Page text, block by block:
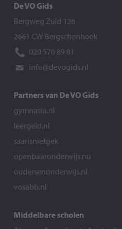
De VO Gids
Bergweg Zuid 126
2661 CW Bergschenhoek
020 570 89 81
info@devogids.nl
Partners van De VO Gids
gymnasia.nl
leergeld.nl
saarisnietgek
openbaaronderwijs.nu
oudersenonderwijs.nl
vosabb.nl
Middelbare scholen